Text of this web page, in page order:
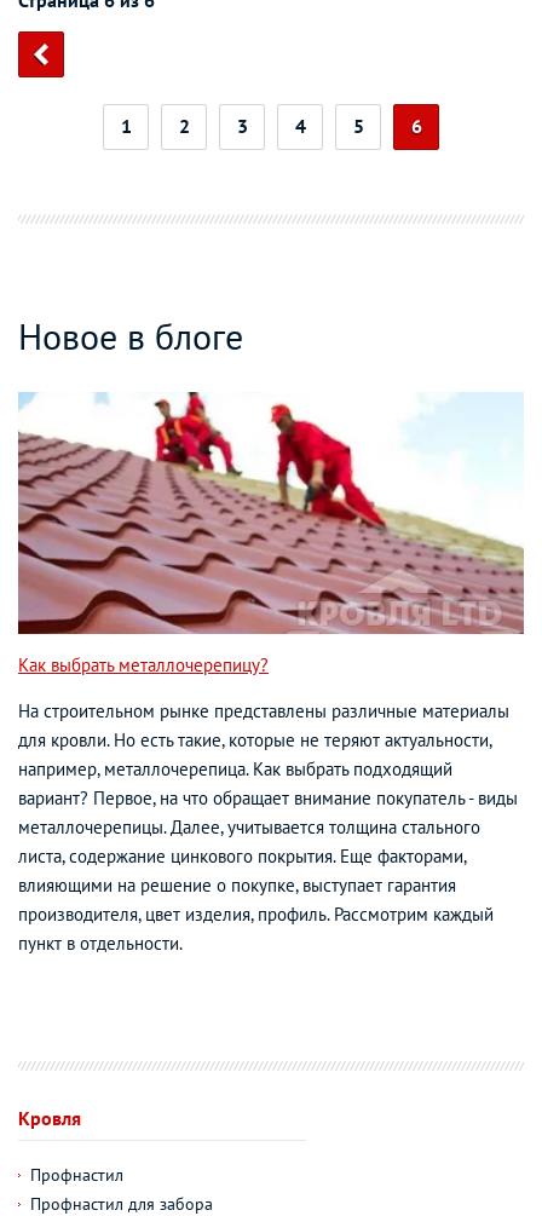
1 2 3 4 5 6
Новое в блоге
Как выбрать металлочерепицу?
На строительном рынке представлены различные материалы
для кровли. Но есть такие, которые не теряют актуальности,
например, металлочерепица. Как выбрать подходящий
вариант? Первое, на что обращает внимание покупатель - виды
металлочерепицы. Далее, учитывается толщина стального
листа, содержание цинкового покрытия. Еще факторами,
влияющими на решение о покупке, выступает гарантия
производителя, цвет изделия, профиль. Рассмотрим каждый
пункт в отдельности.
Кровля
Профнастил
Профнастил для забора